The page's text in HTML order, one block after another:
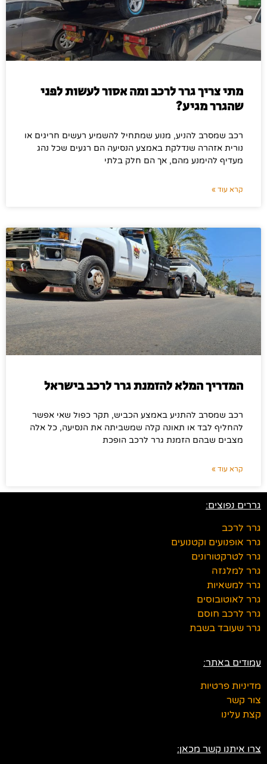
מתי צריך גרר לרכב ומה אסור לעשות לפני
שהגרר מגיע?
רכב שמסרב להניע, מנוע שמתחיל להשמיע רעשים חריגים או
נורית אזהרה שנדלקת באמצע הנסיעה הם רגעים שכל נהג
מעדיף להימנע מהם, אך הם חלק בלתי
קרא עוד »
המדריך המלא להזמנת גרר לרכב בישראל
רכב שמסרב להתניע באמצע הכביש, תקר כפול שאי אפשר
להחליף לבד או תאונה קלה שמשביתה את הנסיעה, כל אלה
מצבים שבהם הזמנת גרר לרכב הופכת
קרא עוד »
גררים נפוצים:
גרר לרכב
גרר אופנועים וקטנועים
גרר לטרקטורונים
גרר למלגזה
גרר למשאיות
גרר לאוטובוסים
גרר לרכב חוסם
גרר שעובד בשבת
עמודים באתר:
מדיניות פרטיות
צור קשר
קצת עלינו
צרו איתנו קשר מכאן: